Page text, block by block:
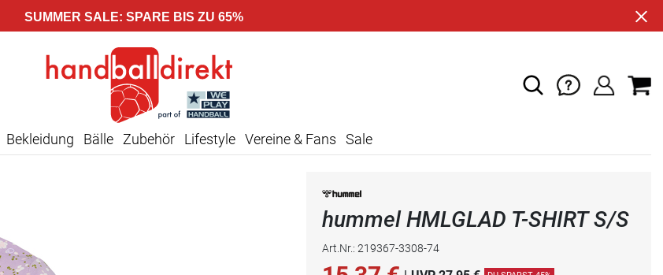
SUMMER SALE: SPARE BIS ZU 65%
Bekleidung Bälle Zubehör Lifestyle Vereine & Fans Sale
hummel HMLGLAD T-SHIRT S/S
Art.Nr.: 219367-3308-74